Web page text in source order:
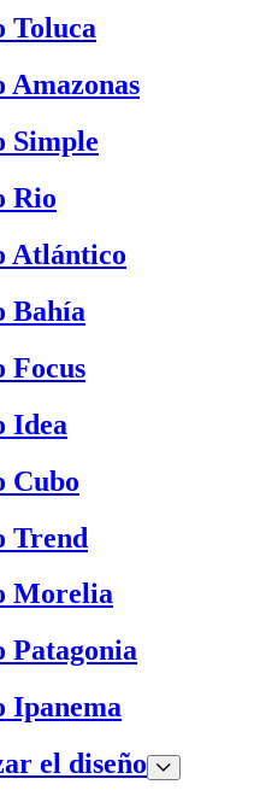
Toluca
Amazonas
Simple
Rio
Atlántico
Bahía
Focus
Idea
Cubo
Trend
Morelia
Patagonia
Ipanema
el diseño